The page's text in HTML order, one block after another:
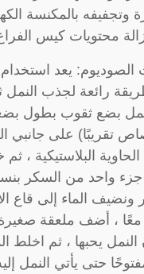
وتجفيفه بالمكنسة
محتويات كيس
يعد استخدام
رائعة لجذب النمل
بضع ثقوب بطول
على جانبي
البلاستيكية ، ثم
الماء إلى قاع
معًا ، أضف ملعقة
النمل يحبها ، ثم اخلط
حتى يأتي النمل